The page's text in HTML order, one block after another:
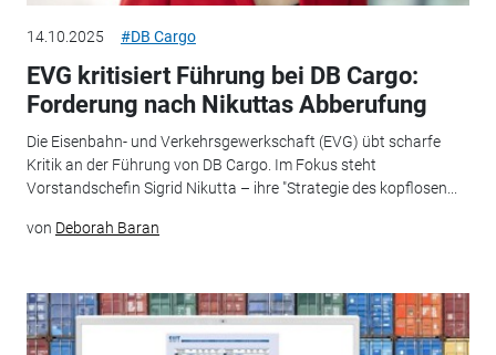
14.10.2025 #DB Cargo
EVG kritisiert Führung bei DB Cargo:
Forderung nach Nikuttas Abberufung
Die Eisenbahn- und Verkehrsgewerkschaft (EVG) übt scharfe
Kritik an der Führung von DB Cargo. Im Fokus steht
Vorstandschefin Sigrid Nikutta – ihre "Strategie des kopflosen...
von Deborah Baran